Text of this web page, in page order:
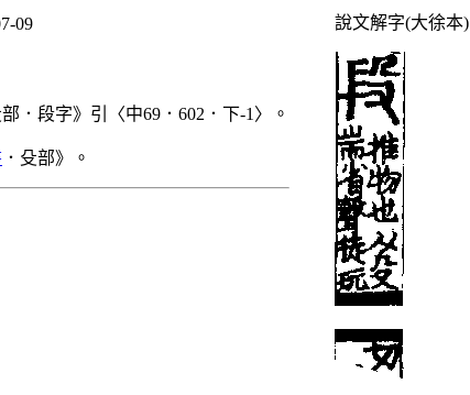
09
部．段字》引〈中69．602．下-1〉。
．殳部》。
說文解字(大徐本)